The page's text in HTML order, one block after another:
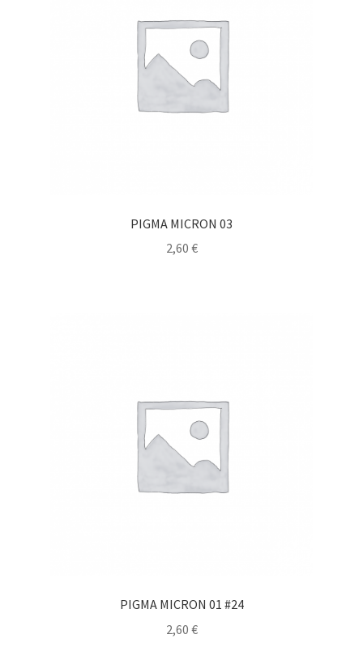
PIGMA MICRON 03
2,60 €
PIGMA MICRON 01 #24
2,60 €